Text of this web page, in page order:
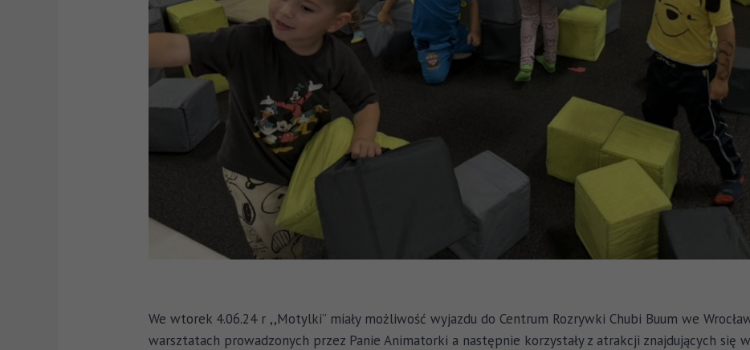
We wtorek 4.06.24 r ,,Motylki” miały możliwość wyjazdu do Centrum Rozrywki Chubi Buum we
warsztatach prowadzonych przez Panie Animatorki a następnie korzystały z atrakcji znajdujących się